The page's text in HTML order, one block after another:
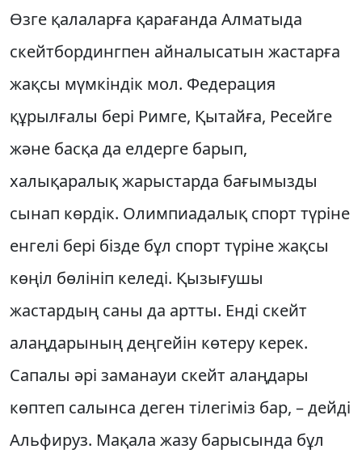
Өзге қалаларға қара­ғанда Алматыда
скейт­бордингпен ай­налысатын жас­тарға
жақсы мүмкін­дік мол. Фе­дера­ция
құрылғалы бері Римге, Қы­тайға, Ресейге
және басқа да елдерге барып,
халықаралық жарыстарда ба­ғымызды
сынап көрдік. Олим­пиа­далық спорт түріне
енгелі бері бізде бұл спорт түріне жақсы
көңіл бөлініп келеді. Қызығушы
жастардың саны да артты. Енді скейт
алаңдарының дең­гейін көтеру керек.
Сапалы әрі за­манауи скейт алаңдары
көптеп са­лын­са деген тілегіміз бар, – дейді
Аль­фируз. Мақала жазу барысында бұл